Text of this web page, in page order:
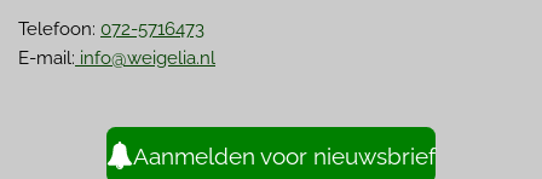
Telefoon: 072-5716473
E-mail: info@weigelia.nl
Aanmelden voor nieuwsbrief